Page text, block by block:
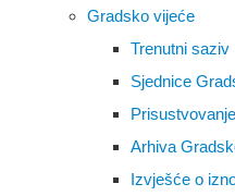
Gradsko vijeće
Trenutni saziv
Sjednice
Arhiva
Izvješće o